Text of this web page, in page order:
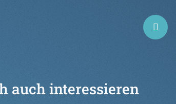
auch interessieren